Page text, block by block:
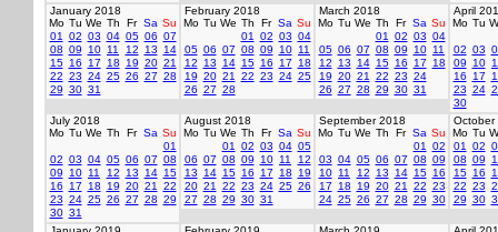
January 2018
Mo Tu We Th Fr Sa Su
01
02 03 04 05 06 07
08 09 10 11 12 13
14
15 16 17 18 19 20 21
22 23 24 25 26 27 28
29 30 31
February 2018
Mo Tu We Th Fr Sa Su
01
02 03 04
05 06 07 08 09 10 11
12
13 14 15 16 17
18
19 20 21 22 23 24 25
26 27 28
March 2018
Mo Tu We Th Fr Sa Su
01
02 03 04
05 06 07 08 09 10 11
12
13 14 15 16 17
18
19 20 21 22 23 24
26 27 28 29 30 31
April
Mo Tu
02 03
09
10
16
17
23 24
30
July 2018
Mo Tu We Th Fr Sa Su
01
02 03 04 05 06 07 08
09
10 11 12 13 14 15
16
17 18 19 20 21
22
23 24 25 26 27 28 29
30 31
August 2018
Mo Tu We Th Fr Sa Su
01
02 03 04 05
06 07 08 09 10 11
12
13
14 15 16 17 18
19
20 21 22 23 24 25 26
27 28 29 30 31
September 2018
Mo Tu We Th Fr Sa Su
01
02
03 04 05 06 07 08 09
10 11 12 13 14 15 16
17
18 19 20 21 22 23
24 25 26 27 28 29 30
October
Mo Tu
01
02
08 09
15 16
22 23
29 30